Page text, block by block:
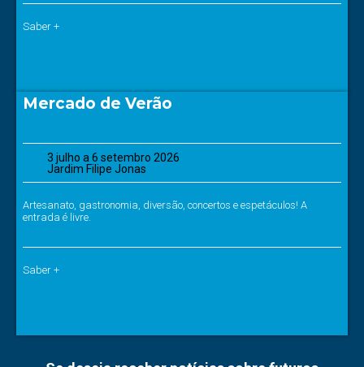
Saber +
Mercado de Verão
3 julho a 6 setembro 2026
Jardim Filipe Jonas
Artesanato, gastronomia, diversão, concertos e espetáculos! A
entrada é livre.
Saber +